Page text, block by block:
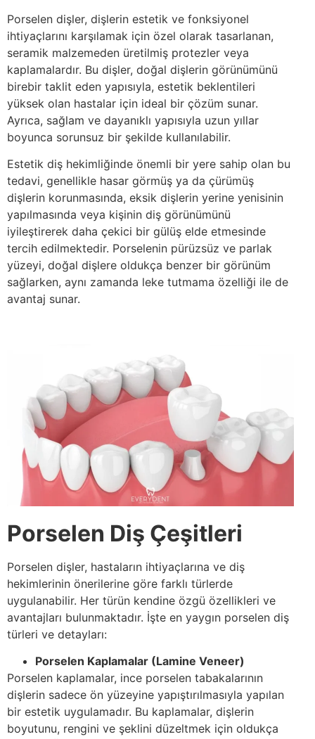
Porselen dişler, dişlerin estetik ve fonksiyonel
ihtiyaçlarını karşılamak için özel olarak tasarlanan,
seramik malzemeden üretilmiş protezler veya
kaplamalardır. Bu dişler, doğal dişlerin görünümünü
birebir taklit eden yapısıyla, estetik beklentileri
yüksek olan hastalar için ideal bir çözüm sunar.
Ayrıca, sağlam ve dayanıklı yapısıyla uzun yıllar
boyunca sorunsuz bir şekilde kullanılabilir.
Estetik diş hekimliğinde önemli bir yere sahip olan bu
tedavi, genellikle hasar görmüş ya da çürümüş
dişlerin korunmasında, eksik dişlerin yerine yenisinin
yapılmasında veya kişinin diş görünümünü
iyileştirerek daha çekici bir gülüş elde etmesinde
tercih edilmektedir. Porselenin pürüzsüz ve parlak
yüzeyi, doğal dişlere oldukça benzer bir görünüm
sağlarken, aynı zamanda leke tutmama özelliği ile de
avantaj sunar.
Porselen Diş Çeşitleri
Porselen dişler, hastaların ihtiyaçlarına ve diş
hekimlerinin önerilerine göre farklı türlerde
uygulanabilir. Her türün kendine özgü özellikleri ve
avantajları bulunmaktadır. İşte en yaygın porselen diş
türleri ve detayları:
Porselen Kaplamalar (Lamine Veneer)
Porselen kaplamalar, ince porselen tabakalarının
dişlerin sadece ön yüzeyine yapıştırılmasıyla yapılan
bir estetik uygulamadır. Bu kaplamalar, dişlerin
boyutunu, rengini ve şeklini düzeltmek için oldukça